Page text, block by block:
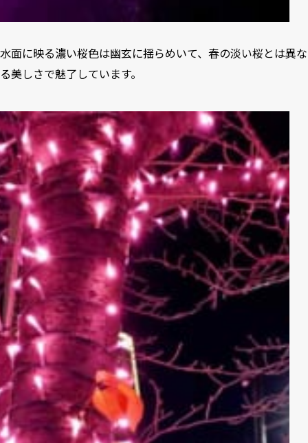
水面に映る濃い桜色は幽玄に揺らめいて、春の淡い桜とは異な
る美しさで魅了しています。